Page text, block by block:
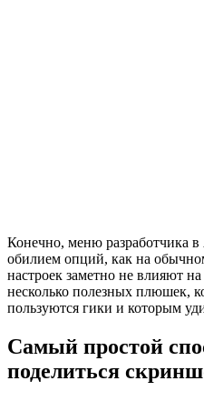
Конечно, меню разработчика
обилием опций, как на
настроек заметно не влияют
несколько полезных плюшек,
пользуются гики и которым
Самый простой
поделиться